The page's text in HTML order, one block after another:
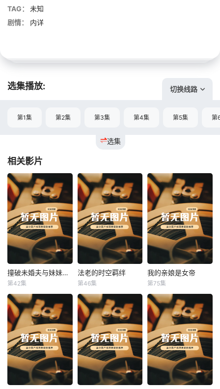
TAG：
未知
剧情：
内详
选集播放: 切换线路
选集
第1集 第2集 第3集 第4集 第5集 第
相关影片
撞破未婚夫与妹妹打野战 撞破未婚夫与妹妹打野战
第42集
法老的时空羁绊
法老的时空羁绊
第46集
我的亲娘是女帝
我的亲娘是女帝
第75集